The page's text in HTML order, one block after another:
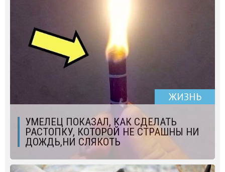
ЖИЗНЬ
УМЕЛЕЦ ПОКАЗАЛ, КАК СДЕЛАТЬ
РАСТОПКУ, КОТОРОЙ НЕ СТРАШНЫ НИ
ДОЖДЬ,НИ СЛЯКОТЬ